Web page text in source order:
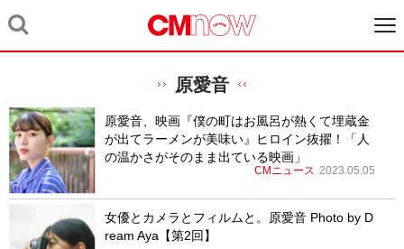
原愛音
原愛音、映画『僕の町はお風呂が熱くて埋蔵金
が出てラーメンが美味い』ヒロイン抜擢！「人
の温かさがそのまま出ている映画」
CMニュース 2023.05.05
女優とカメラとフィルムと。原愛音 Photo by D
ream Aya【第2回】